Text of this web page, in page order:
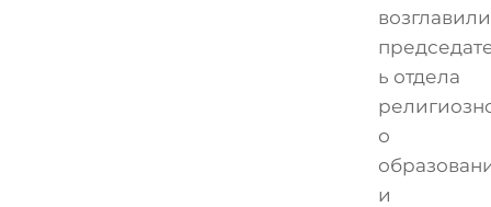
возглавили
ь отдела
о
и